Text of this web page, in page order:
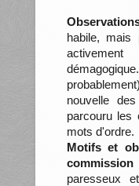
habile, mais
nouvelle
parcouru les
mots d'ordre.
Motifs et
paresseux